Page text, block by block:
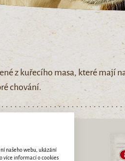
z kuřecího masa, které mají
chování.
našeho webu, ukázání
více informací o cookies